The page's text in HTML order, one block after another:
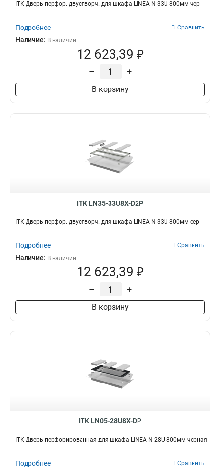
ITK Дверь перфор. двустворч. для шкафа LINEA N 33U 800мм чер
Подробнее Сравнить
Наличие: В наличии
12 623,39 ₽
– +
В корзину
ITK LN35-33U8X-D2P
ITK Дверь перфор. двустворч. для шкафа LINEA N 33U 800мм сер
Подробнее Сравнить
Наличие: В наличии
12 623,39 ₽
– +
В корзину
ITK LN05-28U8X-DP
ITK Дверь перфорированная для шкафа LINEA N 28U 800мм черная
Подробнее Сравнить